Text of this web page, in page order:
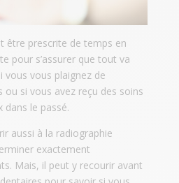
être prescrite de temps en
pour s’assurer que tout va
vous vous plaignez de
si vous avez reçu des soins
dans le passé.
aussi à la radiographie
exactement
Mais, il peut y recourir avant